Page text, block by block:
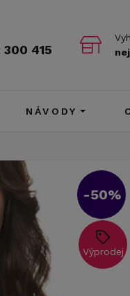
300 415
NÁVODY
-50%
Výprodej